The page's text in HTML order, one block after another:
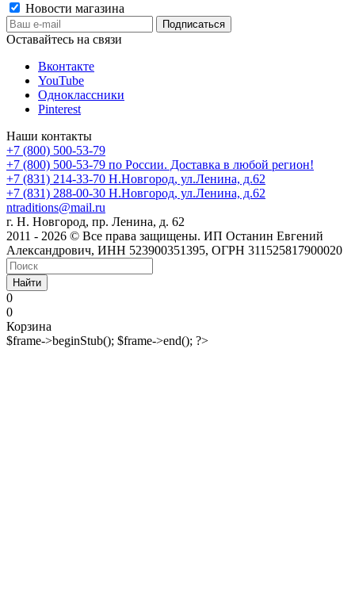
Новости магазина
Оставайтесь на связи
Вконтакте
YouTube
Одноклассники
Pinterest
Наши контакты
+7 (800) 500-53-79
+7 (800) 500-53-79 по России. Доставка в любой регион!
+7 (831) 214-33-70 Н.Новгород, ул.Ленина, д.62
+7 (831) 288-00-30 Н.Новгород, ул.Ленина, д.62
ntraditions@mail.ru
г. Н. Новгород, пр. Ленина, д. 62
2011 - 2026 © Все права защищены. ИП Останин Евгений
Александрович, ИНН 523900351395, ОГРН 311525817900020
Найти
0
0
Корзина
$frame->beginStub(); $frame->end(); ?>